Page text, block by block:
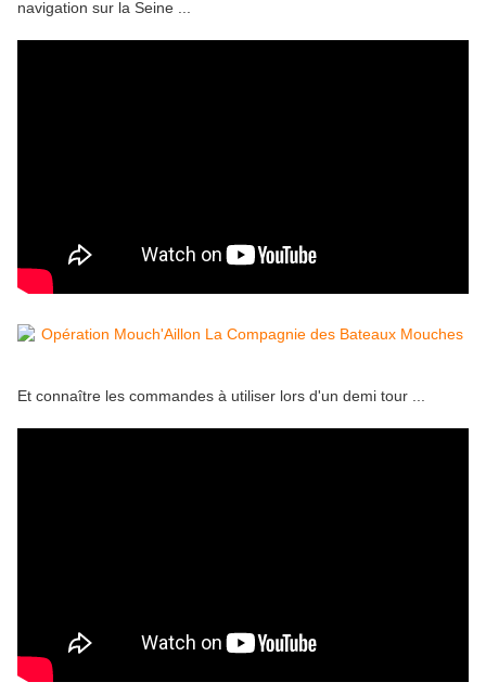
navigation sur la Seine ...
Et connaître les commandes à utiliser lors d'un demi tour ...